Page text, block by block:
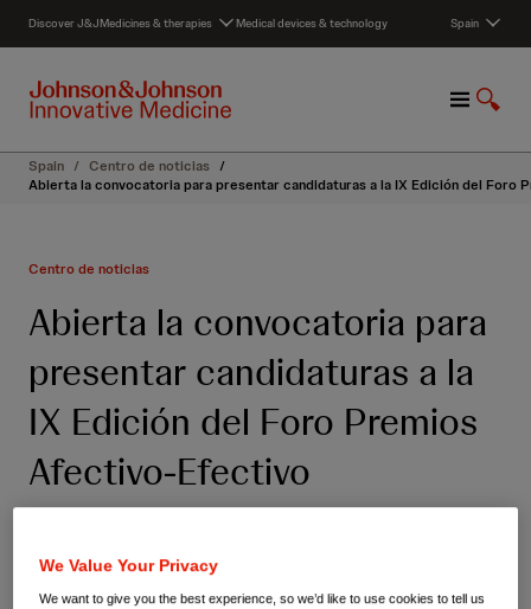
c
Discover J&JMedicines & therapies Medical devices & technology Spain
M
n
u
S
o
w
Spain / Centro de noticias /
Abierta la convocatoria para presentar candidaturas a la IX Edición del Foro
Centro de noticias
Abierta la convocatoria para
presentar candidaturas a la
IX Edición del Foro Premios
Afectivo-Efectivo
We Value Your Privacy
We want to give you the best experience, so we’d like to use cookies to tell us